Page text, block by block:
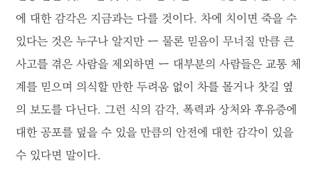
에 대한 감각은 지금과는 다를 것이다. 차에 치이면 죽을 수
있다는 것은 누구나 알지만 ー 물론 믿음이 무너질 만큼 큰
사고를 겪은 사람을 제외하면 ー 대부분의 사람들은 교통 체
계를 믿으며 의식할 만한 두려움 없이 차를 몰거나 찻길 옆
의 보도를 다닌다. 그런 식의 감각, 폭력과 상처와 후유증에
대한 공포를 덮을 수 있을 만큼의 안전에 대한 감각이 있을
수 있다면 말이다.